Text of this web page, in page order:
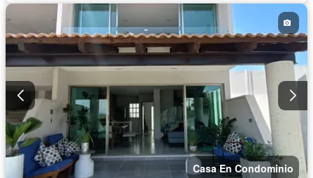
Seguridad
Terraza Vista panorámica
Zonas verdes
Sin amueblar
Casa En Condominio